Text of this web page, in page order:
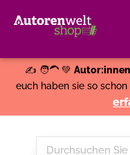
✍️ 🧑‍🦱 💚
euch haben sie so schon
Durchsuchen